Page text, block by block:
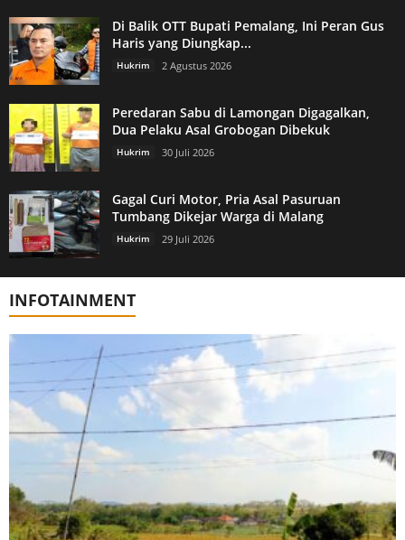
Di Balik OTT Bupati Pemalang, Ini Peran Gus
Haris yang Diungkap...
Hukrim 2 Agustus 2026
Peredaran Sabu di Lamongan Digagalkan,
Dua Pelaku Asal Grobogan Dibekuk
Hukrim 30 Juli 2026
Gagal Curi Motor, Pria Asal Pasuruan
Tumbang Dikejar Warga di Malang
Hukrim 29 Juli 2026
INFOTAINMENT